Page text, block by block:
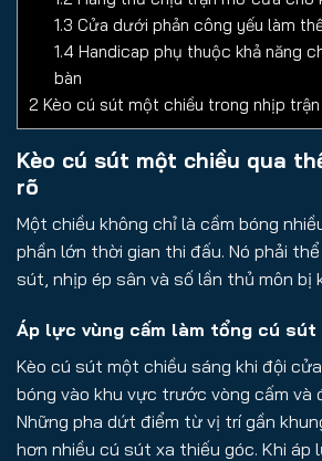
1.3 Cửa dưới phản công yếu làm
1.4 Handicap phụ thuộc khả năng
bàn
2 Kèo cú sút một chiều trong nhịp trận
Kèo cú sút một chiều qua
rõ
Một chiều không chỉ là cầm bóng
phần lớn thời gian thi đấu. Nó phải
sút, nhịp ép sân và số lần thủ môn bị
Áp lực vùng cấm làm tổng cú sút
Kèo cú sút một chiều sáng khi đội
bóng vào khu vực trước vòng cấm và
Những pha dứt điểm từ vị trí gần
hơn nhiều cú sút xa thiếu góc. Khi áp